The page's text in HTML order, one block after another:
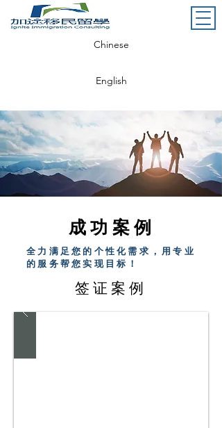
Chinese
English
成功案例
全力满足您的个性化需求，用专业
的服务帮您实现目标！
签证案例